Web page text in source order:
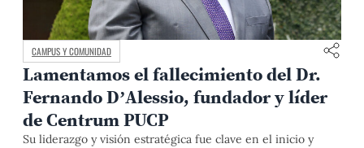
CAMPUS Y COMUNIDAD
Lamentamos el fallecimiento del Dr.
Fernando D’Alessio, fundador y líder
de Centrum PUCP
Su liderazgo y visión estratégica fue clave en el inicio y